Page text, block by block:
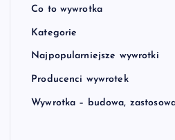
Co to wywrotka
Kategorie
Najpopularniejsze wywrotki
Producenci wywrotek
Wywrotka – budowa,